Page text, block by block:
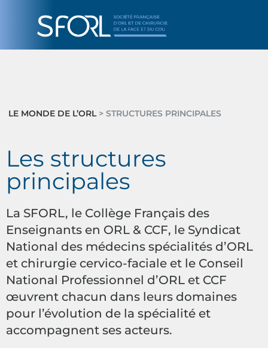
LE MONDE DE L’ORL> STRUCTURES PRINCIPALES
Les structures
principales
La SFORL, le Collège Français des
Enseignants en ORL & CCF, le Syndicat
National des médecins spécialités d’ORL
et chirurgie cervico-faciale et le Conseil
National Professionnel d’ORL et CCF
œuvrent chacun dans leurs domaines
pour l’évolution de la spécialité et
accompagnent ses acteurs.